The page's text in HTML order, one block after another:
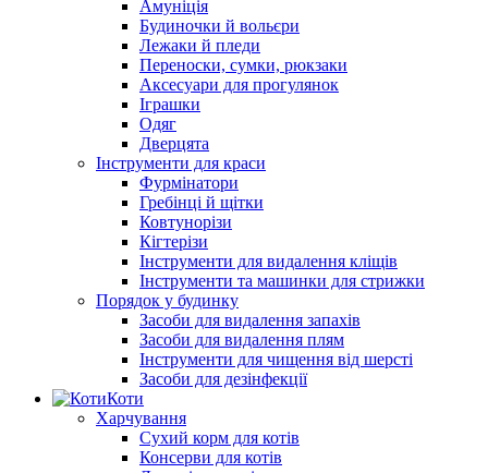
Амуніція
Будиночки й вольєри
Лежаки й пледи
Переноски, сумки, рюкзаки
Аксесуари для прогулянок
Іграшки
Одяг
Дверцята
Інструменти для краси
Фурмінатори
Гребінці й щітки
Ковтунорізи
Кігтерізи
Інструменти для видалення кліщів
Інструменти та машинки для стрижки
Порядок у будинку
Засоби для видалення запахів
Засоби для видалення плям
Інструменти для чищення від шерсті
Засоби для дезінфекції
Коти
Харчування
Сухий корм для котів
Консерви для котів